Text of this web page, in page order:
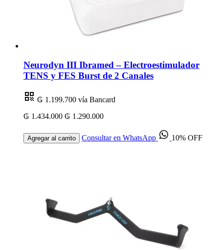
Neurodyn III Ibramed – Electroestimulador
TENS y FES Burst de 2 Canales
₲ 1.199.700 vía Bancard
₲ 1.434.000 ₲ 1.290.000
Agregar al carrito Consultar en WhatsApp 10% OFF